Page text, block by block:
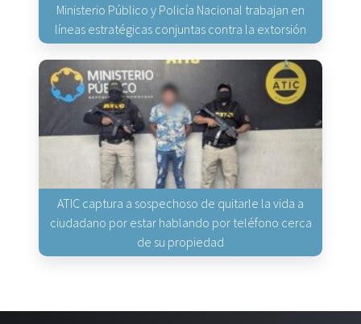
Ministerio Público y Policía Nacional trabajan en
líneas estratégicas conjuntas contra la extorsión
ATIC captura a sospechoso de quitarle la vida a
ciudadano por estar hablando por teléfono cerca
de su propiedad